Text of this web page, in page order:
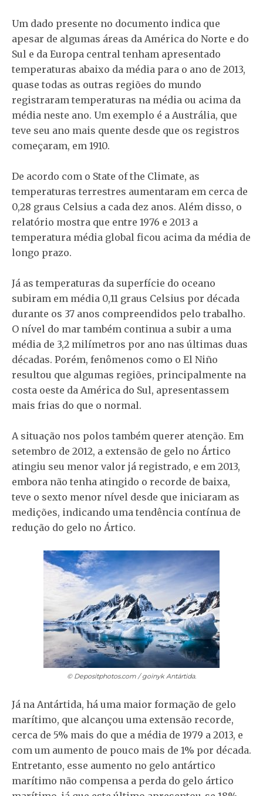
Um dado presente no documento indica que
apesar de algumas áreas da América do Norte e do
Sul e da Europa central tenham apresentado
temperaturas abaixo da média para o ano de 2013,
quase todas as outras regiões do mundo
registraram temperaturas na média ou acima da
média neste ano. Um exemplo é a Austrália, que
teve seu ano mais quente desde que os registros
começaram, em 1910.
De acordo com o State of the Climate, as
temperaturas terrestres aumentaram em cerca de
0,28 graus Celsius a cada dez anos. Além disso, o
relatório mostra que entre 1976 e 2013 a
temperatura média global ficou acima da média de
longo prazo.
Já as temperaturas da superfície do oceano
subiram em média 0,11 graus Celsius por década
durante os 37 anos compreendidos pelo trabalho.
O nível do mar também continua a subir a uma
média de 3,2 milímetros por ano nas últimas duas
décadas. Porém, fenômenos como o El Niño
resultou que algumas regiões, principalmente na
costa oeste da América do Sul, apresentassem
mais frias do que o normal.
A situação nos polos também querer atenção. Em
setembro de 2012, a extensão de gelo no Ártico
atingiu seu menor valor já registrado, e em 2013,
embora não tenha atingido o recorde de baixa,
teve o sexto menor nível desde que iniciaram as
medições, indicando uma tendência contínua de
redução do gelo no Ártico.
© Depositphotos.com / goinykAntártida.
Já na Antártida, há uma maior formação de gelo
marítimo, que alcançou uma extensão recorde,
cerca de 5% mais do que a média de 1979 a 2013, e
com um aumento de pouco mais de 1% por década.
Entretanto, esse aumento no gelo antártico
marítimo não compensa a perda do gelo ártico